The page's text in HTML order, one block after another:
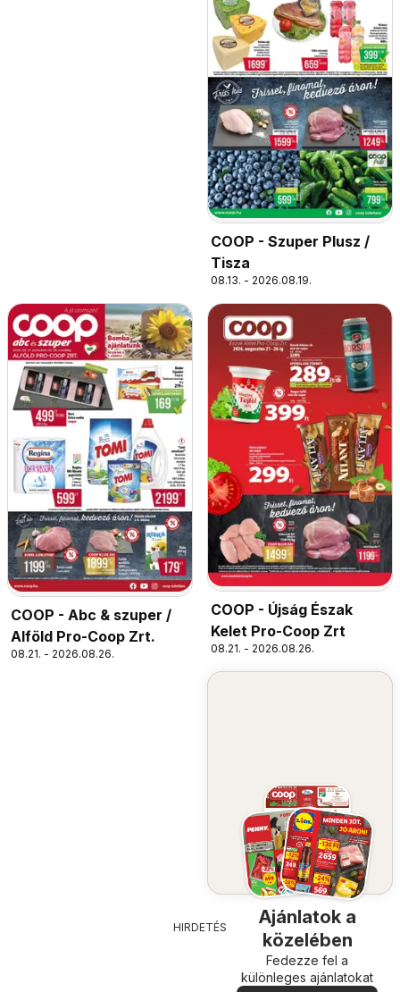
COOP - Szuper Plusz /
Tisza
08.13. - 2026.08.19.
COOP - Abc & szuper /
Alföld Pro-Coop Zrt.
08.21. - 2026.08.26.
COOP - Újság Észak
Kelet Pro-Coop Zrt
08.21. - 2026.08.26.
Ajánlatok a
közelében
Fedezze fel a
különleges ajánlatokat
HIRDETÉS